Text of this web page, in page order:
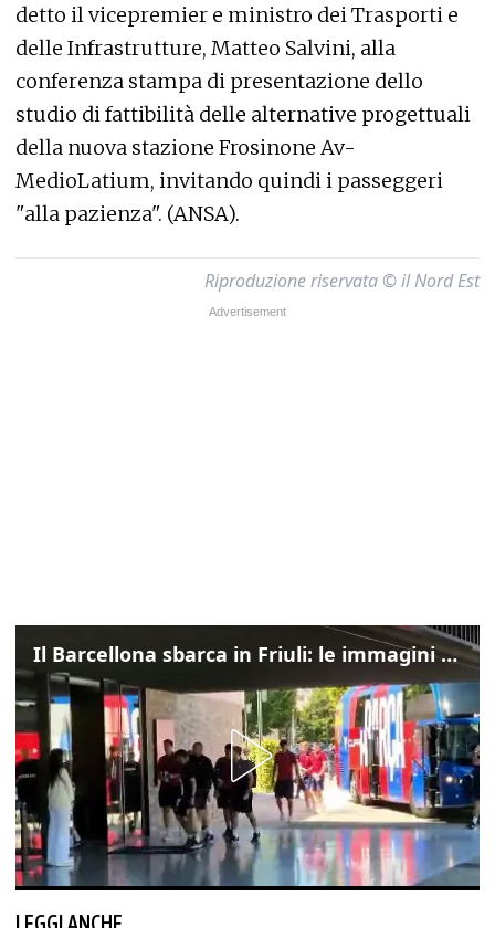
detto il vicepremier e ministro dei Trasporti e
delle Infrastrutture, Matteo Salvini, alla
conferenza stampa di presentazione dello
studio di fattibilità delle alternative progettuali
della nuova stazione Frosinone Av-
MedioLatium, invitando quindi i passeggeri
"alla pazienza". (ANSA).
Riproduzione riservata © il Nord Est
Il Barcellona sbarca in Friuli: le immagini dell'arrivo in albergo